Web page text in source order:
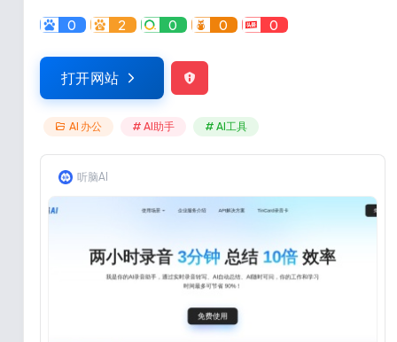
0 2 0 0 0
打开网站
AI 办公 # AI助手 # AI工具
听脑AI